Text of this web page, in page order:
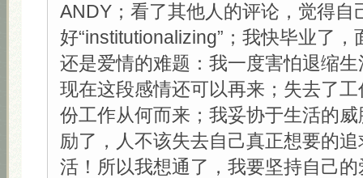
ANDY；看了其他人的评论，觉得自
好“institutionalizing”；我快毕业了，
还是爱情的难题：我一度害怕退缩
现在这段感情还可以再来；失去了
份工作从何而来；我妥协于生活的
励了，人不该失去自己真正想要的
活！所以我想通了，我要坚持自己